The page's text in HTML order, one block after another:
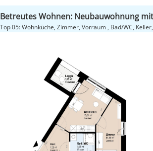
Betreutes Wohnen: Neubauwohnung
Top 05: Wohnküche, Zimmer,